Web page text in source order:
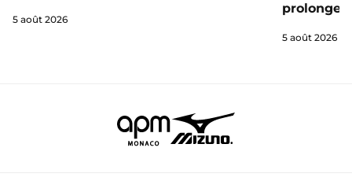
5 août 2026
5 août 2026